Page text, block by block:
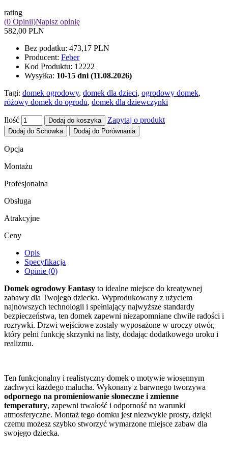
rating
(0 Opinii)Napisz opinię
582,00 PLN
Bez podatku: 473,17 PLN
Producent: Feber
Kod Produktu: 12222
Wysyłka: 10-15 dni (11.08.2026)
Tagi: domek ogrodowy, domek dla dzieci, ogrodowy domek,
różowy domek do ogrodu, domek dla dziewczynki
Ilość Dodaj do koszyka Zapytaj o produkt
Dodaj do Schowka Dodaj do Porównania
Opcja
Montażu
Profesjonalna
Obsługa
Atrakcyjne
Ceny
Opis
Specyfikacja
Opinie (0)
Domek ogrodowy Fantasy to idealne miejsce do kreatywnej
zabawy dla Twojego dziecka. Wyprodukowany z użyciem
najnowszych technologii i spełniający najwyższe standardy
bezpieczeństwa, ten domek zapewni niezapomniane chwile radości i
rozrywki. Drzwi wejściowe zostały wyposażone w uroczy otwór,
który pełni funkcję skrzynki na listy, dodając dodatkowego uroku i
realizmu.
Ten funkcjonalny i realistyczny domek o motywie wiosennym
zachwyci każdego malucha. Wykonany z barwnego tworzywa
odpornego na promieniowanie słoneczne i zmienne
temperatury, zapewni trwałość i odporność na warunki
atmosferyczne. Montaż tego domku jest niezwykle prosty, dzięki
czemu możesz szybko stworzyć wymarzone miejsce zabaw dla
swojego dziecka.